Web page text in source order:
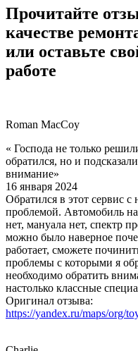
Прочитайте
качестве
или оставьте
работе
Roman MacCoy
« Господа не только
обратился, но и
внимание»
16 января 2024
Обратился в этот сервис
проблемой. Автомобиль
нет, мануала нет, спектр
можно было наверное
работает, сможете
проблемы с которыми я
необходимо обратить
настолько классные
Оригинал отзыва:
https://yandex.ru/maps/org/